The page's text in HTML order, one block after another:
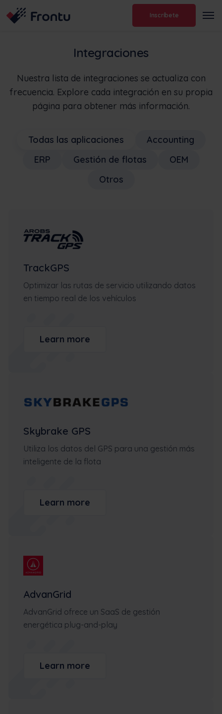
Inscríbete
Integraciones
Nuestra lista de integraciones se actualiza con
frecuencia. Explore cada integración en su propia
página para obtener más información.
Todas las aplicaciones
Accounting
ERP
Gestión de flotas
OEM
Otros
TrackGPS
Optimizar las rutas de servicio utilizando datos
en tiempo real de los vehículos
Learn more
Skybrake GPS
Utiliza los datos del GPS para una gestión más
inteligente de la flota
Learn more
AdvanGrid
AdvanGrid ofrece un SaaS de gestión
energética plug-and-play
Learn more